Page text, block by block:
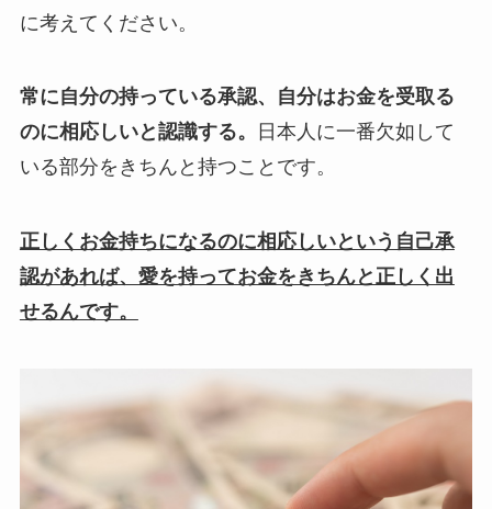
に考えてください。
常に自分の持っている承認、自分はお金を受取る
のに相応しいと認識する。
日本人に一番欠如して
いる部分をきちんと持つことです。
正しくお金持ちになるのに相応しいという自己承
認があれば、愛を持ってお金をきちんと正しく出
せるんです。